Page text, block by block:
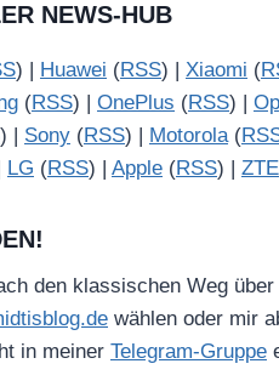
NEWS-HUB
) | Huawei (RSS) | Xiaomi (
(RSS) | OnePlus (RSS) |
) | Sony (RSS) | Motorola(
LG (RSS) | Apple (RSS) | ZTE
den klassischen Weg
wählen oder mir
in meiner Telegram-Gruppe